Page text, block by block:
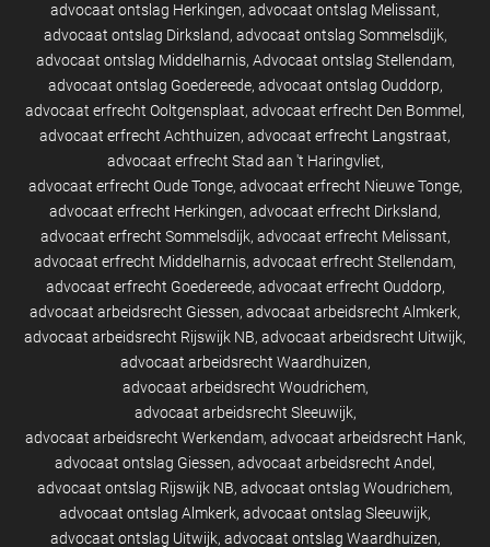
advocaat ontslag Herkingen advocaat ontslag Melissant
advocaat ontslag Dirksland advocaat ontslag Sommelsdijk
advocaat ontslag Middelharnis Advocaat ontslag Stellendam
advocaat ontslag Goedereede advocaat ontslag Ouddorp
advocaat erfrecht Ooltgensplaat advocaat erfrecht Den Bommel
advocaat erfrecht Achthuizen advocaat erfrecht Langstraat
advocaat erfrecht Stad aan 't Haringvliet
advocaat erfrecht Oude Tonge advocaat erfrecht Nieuwe Tonge
advocaat erfrecht Herkingen advocaat erfrecht Dirksland
advocaat erfrecht Sommelsdijk advocaat erfrecht Melissant
advocaat erfrecht Middelharnis advocaat erfrecht Stellendam
advocaat erfrecht Goedereede advocaat erfrecht Ouddorp
advocaat arbeidsrecht Giessen advocaat arbeidsrecht Almkerk
advocaat arbeidsrecht Rijswijk NB advocaat arbeidsrecht Uitwijk
advocaat arbeidsrecht Waardhuizen
advocaat arbeidsrecht Woudrichem
advocaat arbeidsrecht Sleeuwijk
advocaat arbeidsrecht Werkendam advocaat arbeidsrecht Hank
advocaat ontslag Giessen advocaat arbeidsrecht Andel
advocaat ontslag Rijswijk NB advocaat ontslag Woudrichem
advocaat ontslag Almkerk advocaat ontslag Sleeuwijk
advocaat ontslag Uitwijk advocaat ontslag Waardhuizen